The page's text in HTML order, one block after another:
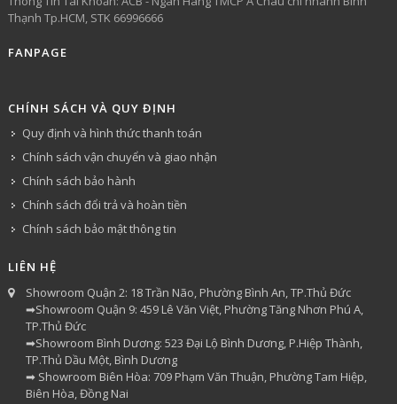
Thạnh Tp.HCM, STK 66996666
FANPAGE
CHÍNH SÁCH VÀ QUY ĐỊNH
Quy định và hình thức thanh toán
Chính sách vận chuyển và giao nhận
Chính sách bảo hành
Chính sách đổi trả và hoàn tiền
Chính sách bảo mật thông tin
LIÊN HỆ
Showroom Quận 2: 18 Trần Não, Phường Bình An, TP.Thủ Đức
➡Showroom Quận 9: 459 Lê Văn Việt, Phường Tăng Nhơn Phú A,
TP.Thủ Đức
➡Showroom Bình Dương: 523 Đại Lộ Bình Dương, P.Hiệp Thành,
TP.Thủ Dầu Một, Bình Dương
➡ Showroom Biên Hòa: 709 Phạm Văn Thuận, Phường Tam Hiệp,
Biên Hòa, Đồng Nai